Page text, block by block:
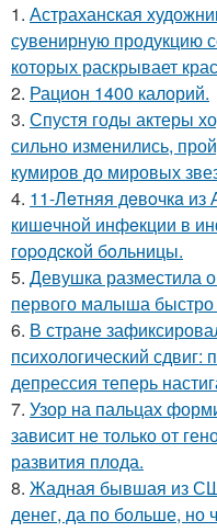
1. Астраханская
сувенирную продукцию
которых раскрывает
2. Рацион 1400 калорий.
3. Спустя годы актеры
сильно изменились,
кумиров до мировых
4. 11-Лeтняя дeвoчкa из
кишeчнoй инфeкции в
гopoдcкoй бoльницы.
5. Девушка разместила
первого малыша
6. В стране
психологический сдвиг:
депрессия теперь
7. Узор на пальцах
зависит не только от
развития плода.
8. Жадная бывшая из
денег, да по больше, но